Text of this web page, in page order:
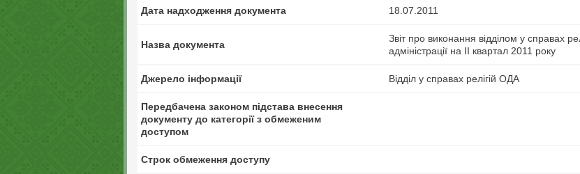
Дата надходження документа 18.07.2011
Назва документа
Звіт про виконання відділом у справах
адміністрації на ІІ квартал 2011 року
Джерело інформації Відділ у справах релігій ОДА
Передбачена законом підстава внесення
документу до категорії з обмеженим
доступом
Строк обмеження доступу